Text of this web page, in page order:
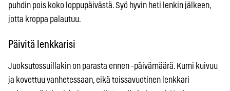
puhdin pois koko loppupäivästä. Syö hyvin heti lenkin jälkeen,
jotta kroppa palautuu.
Päivitä lenkkarisi
Juoksutossuillakin on parasta ennen -päivämäärä. Kumi kuivuu
ja kovettuu vanhetessaan, eikä toissavuotinen lenkkari